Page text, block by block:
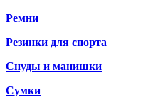
Ремни
Резинки для спорта
Снуды и манишки
Сумки